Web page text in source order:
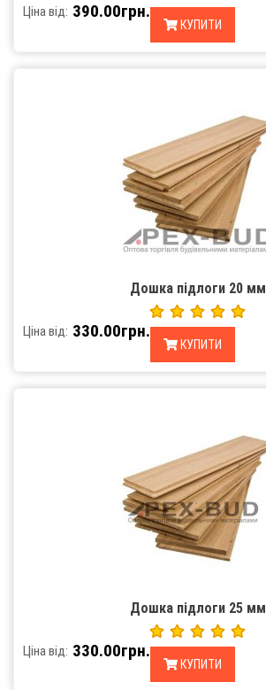
Ціна від: 390.00грн.
КУПИТИ
Дошка підлоги 20 мм
Ціна від: 330.00грн.
КУПИТИ
Дошка підлоги 25 мм
Ціна від: 330.00грн.
КУПИТИ